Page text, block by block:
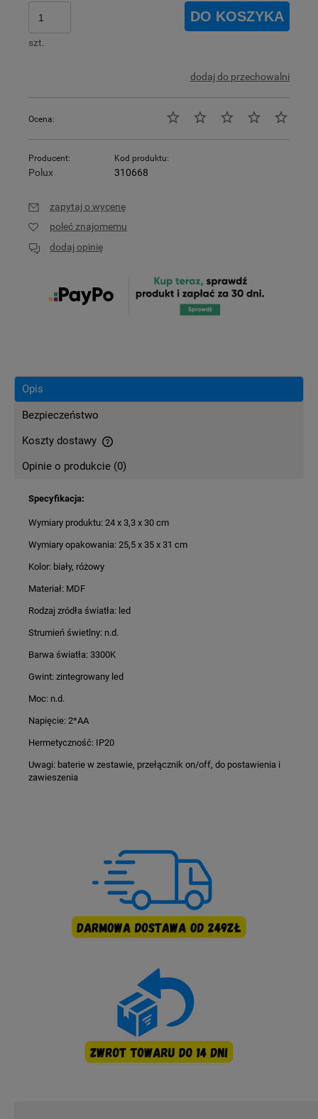
szt.
DO KOSZYKA
dodaj do przechowalni
Ocena:
Producent:
Polux
Kod produktu:
310668
zapytaj o wycenę
poleć znajomemu
dodaj opinię
Opis
Bezpieczeństwo
Koszty dostawy
Cena nie zawiera ewentualnych kosztów płatności
Opinie o produkcie (0)
Specyfikacja:
Wymiary produktu: 24 x 3,3 x 30 cm
Wymiary opakowania: 25,5 x 35 x 31 cm
Kolor: biały, różowy
Materiał: MDF
Rodzaj zródła światła: led
Strumień świetlny: n.d.
Barwa światła: 3300K
Gwint: zintegrowany led
Moc: n.d.
Napięcie: 2*AA
Hermetyczność: IP20
Uwagi: baterie w zestawie, przełącznik on/off, do postawienia i
zawieszenia